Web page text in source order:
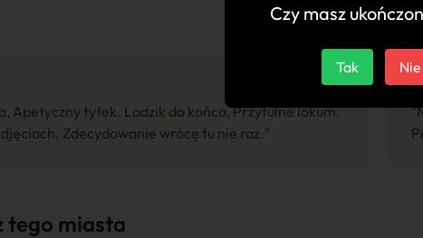
Apetyczny tyłek. Lodzik do końca, Przytulne lokum.
Zdecydowanie wrócę tu nie raz."
tego miasta
Czy masz
Tak Nie